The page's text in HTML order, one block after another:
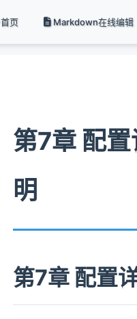
首页 Markdown在线编辑
第7章 配
明
第7章 配置